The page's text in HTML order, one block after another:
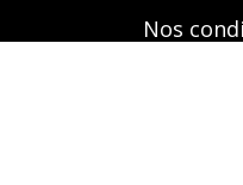
Nos